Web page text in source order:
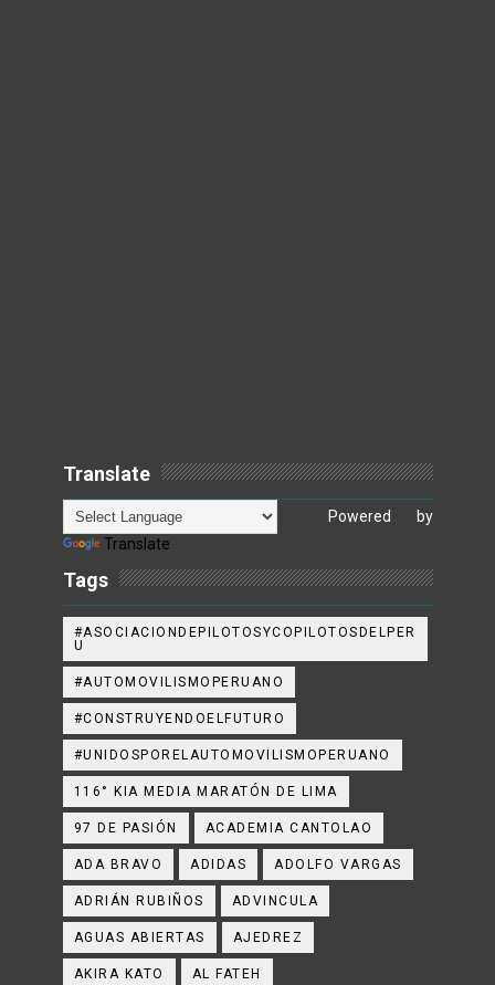
Translate
Powered by
Translate
Tags
#ASOCIACIONDEPILOTOSYCOPILOTOSDELPER
U
#AUTOMOVILISMOPERUANO
#CONSTRUYENDOELFUTURO
#UNIDOSPORELAUTOMOVILISMOPERUANO
116° KIA MEDIA MARATÓN DE LIMA
97 DE PASIÓN ACADEMIA CANTOLAO
ADA BRAVO ADIDAS ADOLFO VARGAS
ADRIÁN RUBIÑOS ADVINCULA
AGUAS ABIERTAS AJEDREZ
AKIRA KATO AL FATEH